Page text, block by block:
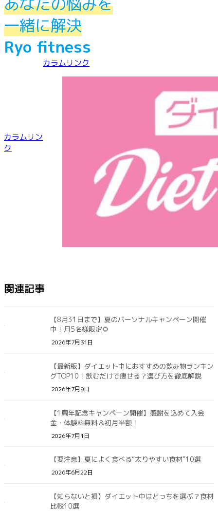
一緒に解決
Ryo fitness
カラムリン
ク
カラムリンク
関連記事
【8月31日まで】夏のパーソナルキャンペーン開催
中！月5名様限定🌻
2026年7月31日
【最新版】ダイエット中におすすめの飲み物ランキン
グTOP10！飲むだけで痩せる？選び方を徹底解説
2026年7月9日
【1周年記念キャンペーン開催】感謝を込めて入会
金・体験料無料＆初月半額！
2026年7月1日
【要注意】夏によく食べる“太りやすい食材”10選
2026年6月22日
【知らないと損】ダイエット中はどっちを選ぶ？食材
比較10選